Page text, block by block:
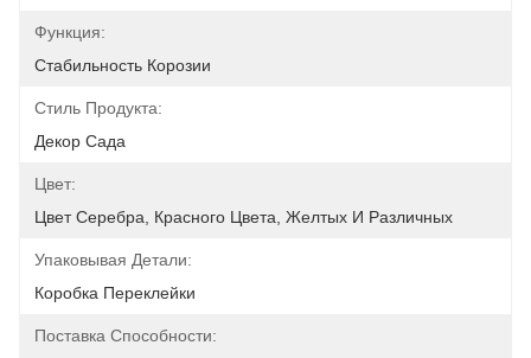
Функция:
Стабильность Корозии
Стиль Продукта:
Декор Сада
Цвет:
Цвет Серебра, Красного Цвета, Желтых И Различных
Упаковывая Детали:
Коробка Переклейки
Поставка Способности: